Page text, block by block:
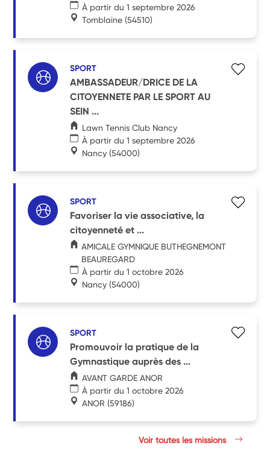
À partir du 1 septembre 2026
Tomblaine (54510)
SPORT
AMBASSADEUR/DRICE DE LA
CITOYENNETE PAR LE SPORT AU
SEIN ...
Lawn Tennis Club Nancy
À partir du 1 septembre 2026
Nancy (54000)
SPORT
Favoriser la vie associative, la
citoyenneté et ...
AMICALE GYMNIQUE BUTHEGNEMONT
BEAUREGARD
À partir du 1 octobre 2026
Nancy (54000)
SPORT
Promouvoir la pratique de la
Gymnastique auprès des ...
AVANT GARDE ANOR
À partir du 1 octobre 2026
ANOR (59186)
Voir toutes les missions